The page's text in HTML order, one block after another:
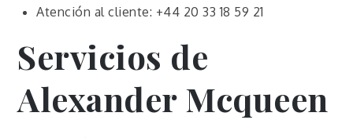
Atención al cliente: +44 20 33 18 59 21
Servicios de
Alexander Mcqueen